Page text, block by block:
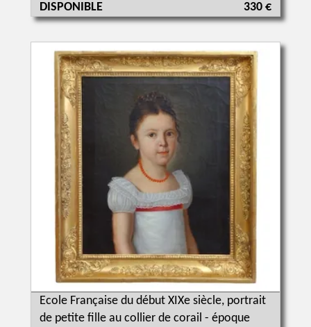
DISPONIBLE
330 €
Ecole Française du début XIXe siècle, portrait
de petite fille au collier de corail - époque